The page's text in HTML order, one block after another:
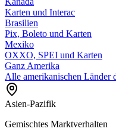
Karten und Interac
Brasilien
Pix, Boleto und Karten
Mexiko
OXXO, SPEI und Karten
Ganz Amerika
Alle amerikanischen Länder
Asien-Pazifik
Gemischtes Marktverhalten